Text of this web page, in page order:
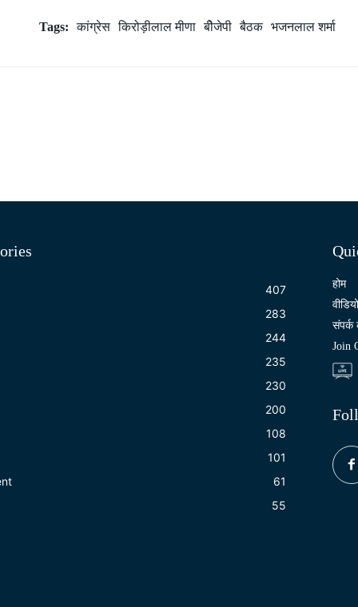
Tags: कांग्रेस किरोड़ीलाल मीणा बीेजेपी बैठक भजनलाल शर्मा
407
283
244
235
230
200
108
101
61
55
होम
वीडियो
संपर्क
Join